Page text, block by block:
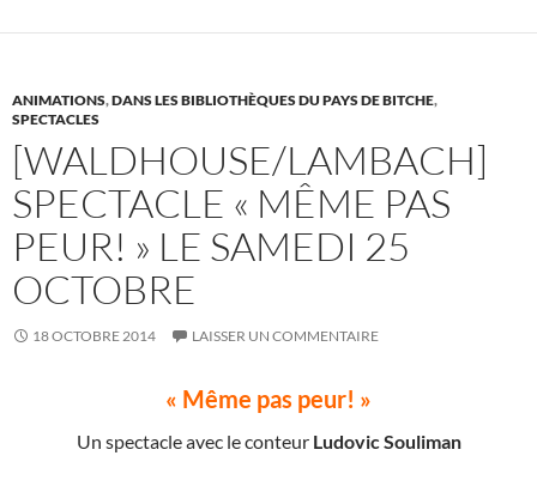
k
ANIMATIONS,DANS LES BIBLIOTHÈQUES DU PAYS DE BITCHE,
SPECTACLES
[WALDHOUSE/LAMBACH]
SPECTACLE « MÊME PAS
PEUR! » LE SAMEDI 25
OCTOBRE
18 OCTOBRE 2014 LAISSER UN COMMENTAIRE
« Même pas peur! »
Un spectacle avec le conteur Ludovic Souliman